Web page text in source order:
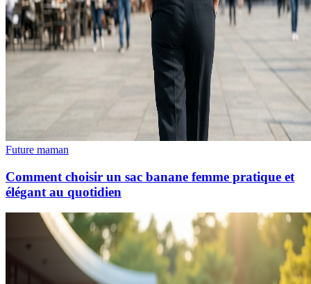
Future maman
Comment choisir un sac banane femme pratique et
élégant au quotidien